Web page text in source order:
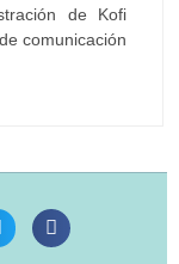
de Kofi
comunicación